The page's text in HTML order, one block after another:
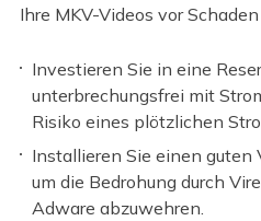
Ihre MKV-Videos vor
Investieren Sie in eine
unterbrechungsfrei mit
Risiko eines plötzlichen
Installieren Sie einen guten
um die Bedrohung durch
Adware abzuwehren.